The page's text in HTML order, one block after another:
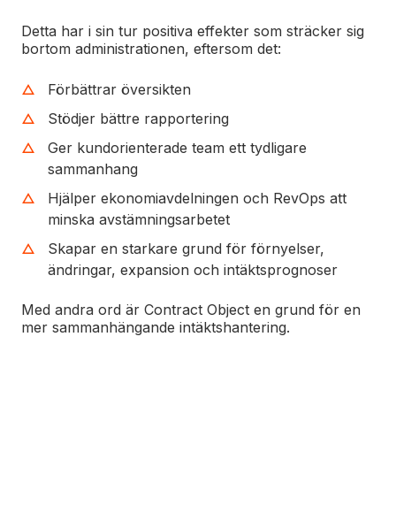
Detta har i sin tur positiva effekter som sträcker sig
bortom administrationen, eftersom det:
Förbättrar översikten
Stödjer bättre rapportering
Ger kundorienterade team ett tydligare
sammanhang
Hjälper ekonomiavdelningen och RevOps att
minska avstämningsarbetet
Skapar en starkare grund för förnyelser,
ändringar, expansion och intäktsprognoser
Med andra ord är Contract Object en grund för en
mer sammanhängande intäktshantering.